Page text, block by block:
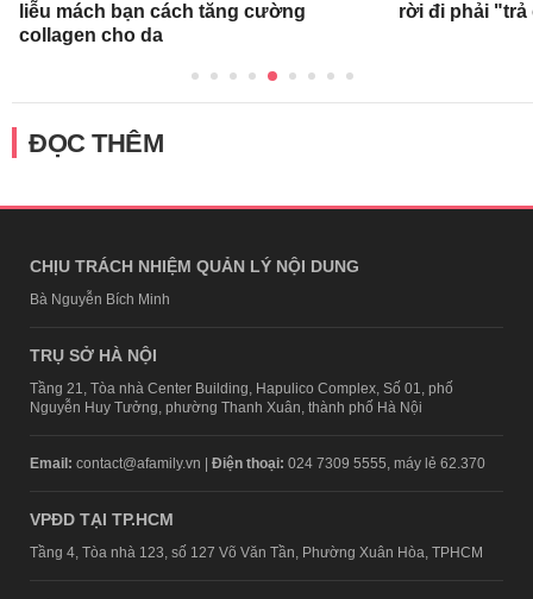
liễu mách bạn cách tăng cường
collagen cho da
rời đi phải "trả
ĐỌC THÊM
CHỊU TRÁCH NHIỆM QUẢN LÝ NỘI DUNG
Bà Nguyễn Bích Minh
TRỤ SỞ HÀ NỘI
Tầng 21, Tòa nhà Center Building, Hapulico Complex, Số 01, phố
Nguyễn Huy Tưởng, phường Thanh Xuân, thành phố Hà Nội
Email: contact@afamily.vn | Điện thoại: 024 7309 5555, máy lẻ 62.370
VPĐD TẠI TP.HCM
Tầng 4, Tòa nhà 123, số 127 Võ Văn Tần, Phường Xuân Hòa, TPHCM